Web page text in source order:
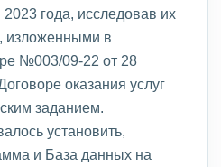
года, исследовав их
изложенными в
№003/09-22 от 28
оказания услуг
заданием.
установить,
и База данных на